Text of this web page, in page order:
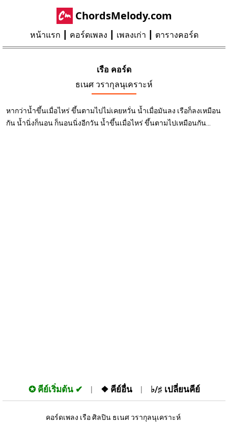
ChordsMelody.com
หน้าแรก คอร์ดเพลง เพลงเก่า ตารางคอร์ด
เรือ คอร์ด
ธเนศ วรากุลนุเคราะห์
หากว่าน้ำขึ้นเมื่อไหร่ ขึ้นตามไปไม่เคยหวั่น น้ำเมื่อมันลง เรือก็ลงเหมือน
กัน น้ำนิ่งก็นอน ก็นอนนิ่งอีกวัน น้ำขึ้นเมื่อไหร่ ขึ้นตามไปเหมือนกัน...
✪ คีย์เริ่มต้น ❖ คีย์อื่น ♭/♯ เปลี่ยนคีย์
คอร์ดเพลง เรือ ศิลปิน ธเนศ วรากุลนุเคราะห์